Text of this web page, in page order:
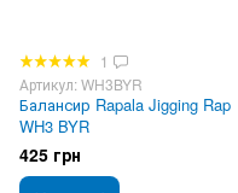
1
Артикул: WH3BYR
Балансир Rapala Jigging Rap
WH3 BYR
425 грн